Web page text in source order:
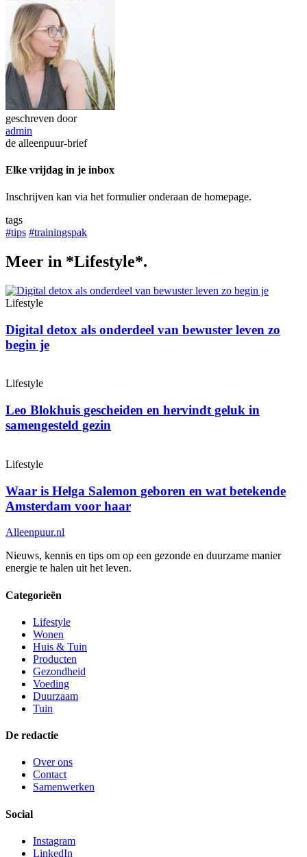
geschreven door
admin
de alleenpuur-brief
Elke vrijdag in je inbox
Inschrijven kan via het formulier onderaan de homepage.
tags
#tips #trainingspak
Meer in *Lifestyle*.
Lifestyle
Digital detox als onderdeel van bewuster leven zo
begin je
Lifestyle
Leo Blokhuis gescheiden en hervindt geluk in
samengesteld gezin
Lifestyle
Waar is Helga Salemon geboren en wat betekende
Amsterdam voor haar
Alleenpuur.nl
Nieuws, kennis en tips om op een gezonde en duurzame manier
energie te halen uit het leven.
Categorieën
Lifestyle
Wonen
Huis & Tuin
Producten
Gezondheid
Voeding
Duurzaam
Tuin
De redactie
Over ons
Contact
Samenwerken
Social
Instagram
LinkedIn